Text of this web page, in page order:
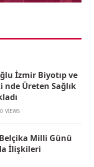
İzmir Biyotıp ve
nde Üreten Sağlık
0 VIEWS
Milli Günü
İlişkileri